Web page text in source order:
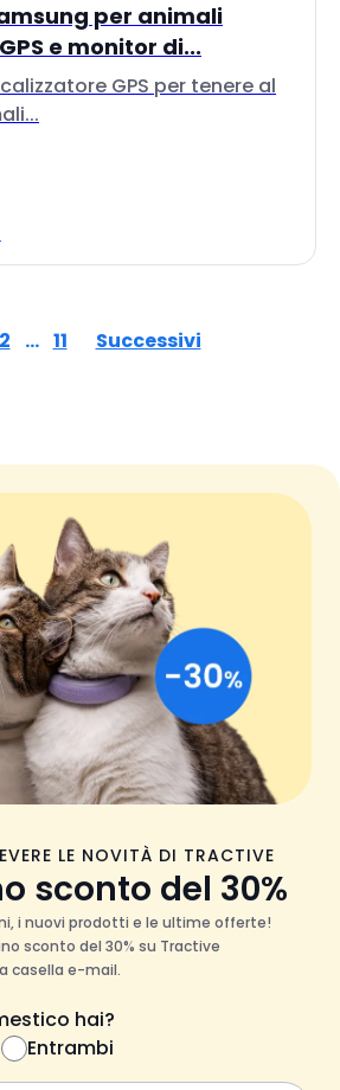
per animali
e monitor di...
GPS per tenere al
2 … 11 Successivi
LE NOVITÀ DI TRACTIVE
sconto del 30%
i nuovi prodotti e le ultime offerte!
sconto del 30% su Tractive
casella e-mail.
hai?
Entrambi